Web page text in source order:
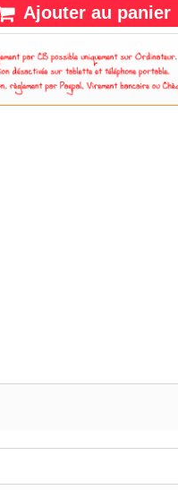
Ajouter au panier